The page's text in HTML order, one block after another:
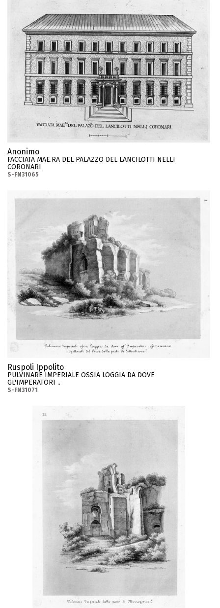
Anonimo
FACCIATA MAE.RA DEL PALAZZO DEL LANCILOTTI NELLI
CORONARI
S-FN31065
Ruspoli Ippolito
PULVINARE IMPERIALE OSSIA LOGGIA DA DOVE
GL'IMPERATORI ..
S-FN31071